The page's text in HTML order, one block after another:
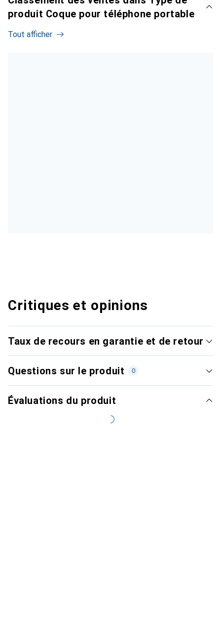
produit Coque pour téléphone portable
Tout afficher
Critiques et opinions
Taux de recours en garantie et de retour
Questions sur le produit 0
Évaluations du produit